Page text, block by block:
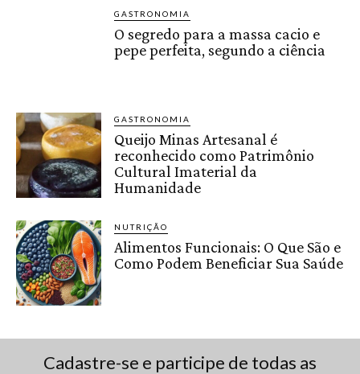
GASTRONOMIA
O segredo para a massa cacio e
pepe perfeita, segundo a ciência
GASTRONOMIA
Queijo Minas Artesanal é
reconhecido como Patrimônio
Cultural Imaterial da
Humanidade
NUTRIÇÃO
Alimentos Funcionais: O Que São e
Como Podem Beneficiar Sua Saúde
Cadastre-se e participe de todas as